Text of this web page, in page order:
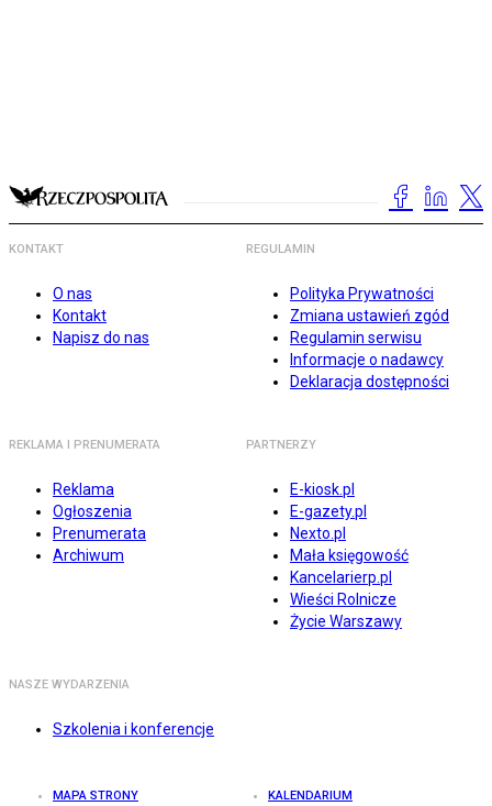
KONTAKT
O nas
Kontakt
Napisz do nas
REGULAMIN
Polityka Prywatności
Zmiana ustawień zgód
Regulamin serwisu
Informacje o nadawcy
Deklaracja dostępności
REKLAMA I PRENUMERATA
Reklama
Ogłoszenia
Prenumerata
Archiwum
PARTNERZY
E-kiosk.pl
E-gazety.pl
Nexto.pl
Mała księgowość
Kancelarierp.pl
Wieści Rolnicze
Życie Warszawy
NASZE WYDARZENIA
Szkolenia i konferencje
MAPA STRONY KALENDARIUM